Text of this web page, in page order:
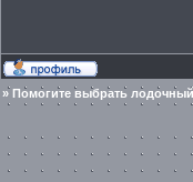
»Помогите выбрать